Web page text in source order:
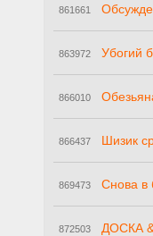
861661
863972 Убогий
866010
866437 Шизик
869473 Снова в
872503 ДОСКА